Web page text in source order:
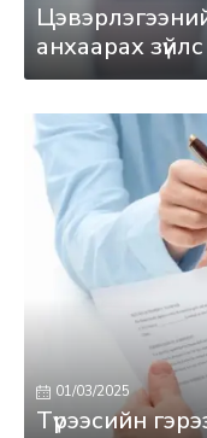
анхаарах зүйлс
01/03/2025
Түрээсийн